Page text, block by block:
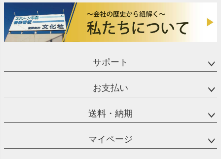
サポート
お支払い
送料・納期
マイページ